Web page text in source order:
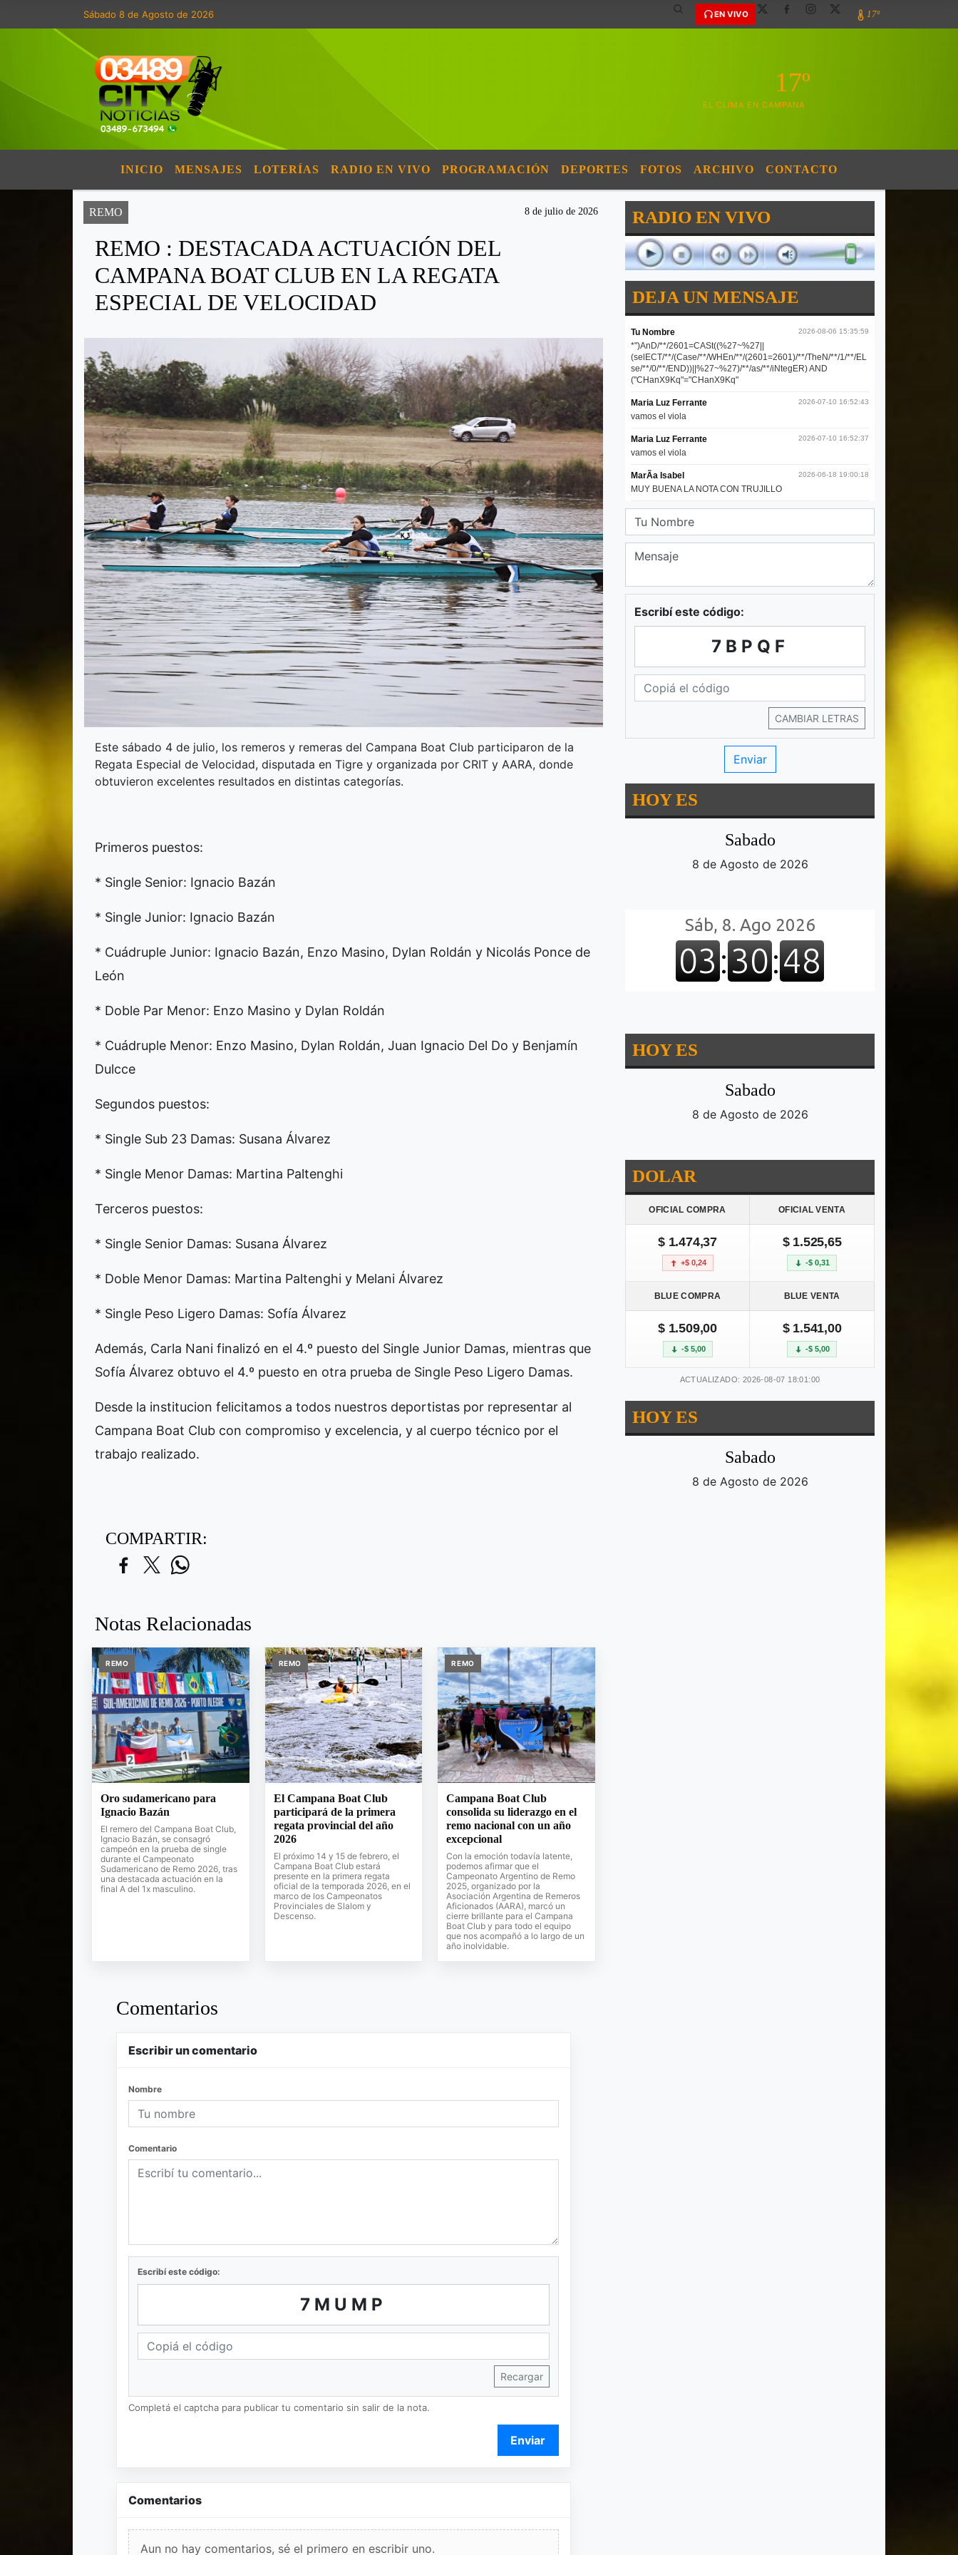
Sábado 8 de Agosto de 2026 EN VIVO 17º
17º
EL CLIMA EN CAMPANA
INICIO MENSAJES LOTERÍAS RADIO EN VIVO PROGRAMACIÓN DEPORTES FOTOS ARCHIVO CONTACTO
REMO 8 de julio de 2026
REMO : DESTACADA ACTUACIÓN DEL
CAMPANA BOAT CLUB EN LA REGATA
ESPECIAL DE VELOCIDAD
Este sábado 4 de julio, los remeros y remeras del Campana Boat Club participaron de la
Regata Especial de Velocidad, disputada en Tigre y organizada por CRIT y AARA, donde
obtuvieron excelentes resultados en distintas categorías.
Primeros puestos:
* Single Senior: Ignacio Bazán
* Single Junior: Ignacio Bazán
* Cuádruple Junior: Ignacio Bazán, Enzo Masino, Dylan Roldán y Nicolás Ponce de
León
* Doble Par Menor: Enzo Masino y Dylan Roldán
* Cuádruple Menor: Enzo Masino, Dylan Roldán, Juan Ignacio Del Do y Benjamín
Dulcce
Segundos puestos:
* Single Sub 23 Damas: Susana Álvarez
* Single Menor Damas: Martina Paltenghi
Terceros puestos:
* Single Senior Damas: Susana Álvarez
* Doble Menor Damas: Martina Paltenghi y Melani Álvarez
* Single Peso Ligero Damas: Sofía Álvarez
Además, Carla Nani finalizó en el 4.º puesto del Single Junior Damas, mientras que
Sofía Álvarez obtuvo el 4.º puesto en otra prueba de Single Peso Ligero Damas.
Desde la institucion felicitamos a todos nuestros deportistas por representar al
Campana Boat Club con compromiso y excelencia, y al cuerpo técnico por el
trabajo realizado.
COMPARTIR:
Notas Relacionadas
REMO
Oro sudamericano para
Ignacio Bazán
El remero del Campana Boat Club,
Ignacio Bazán, se consagró
campeón en la prueba de single
durante el Campeonato
Sudamericano de Remo 2026, tras
una destacada actuación en la
final A del 1x masculino.
REMO
El Campana Boat Club
participará de la primera
regata provincial del año
2026
El próximo 14 y 15 de febrero, el
Campana Boat Club estará
presente en la primera regata
oficial de la temporada 2026, en el
marco de los Campeonatos
Provinciales de Slalom y
Descenso.
REMO
Campana Boat Club
consolida su liderazgo en el
remo nacional con un año
excepcional
Con la emoción todavía latente,
podemos afirmar que el
Campeonato Argentino de Remo
2025, organizado por la
Asociación Argentina de Remeros
Aficionados (AARA), marcó un
cierre brillante para el Campana
Boat Club y para todo el equipo
que nos acompañó a lo largo de un
año inolvidable.
Comentarios
Escribir un comentario
Nombre
Comentario
Escribí este código:
7MUMP
Recargar
Completá el captcha para publicar tu comentario sin salir de la nota.
Enviar
Comentarios
Aun no hay comentarios, sé el primero en escribir uno.
RADIO EN VIVO
DEJA UN MENSAJE
Escribí este código:
7BPQF
CAMBIAR LETRAS
HOY ES
Sabado
8 de Agosto de 2026
HOY ES
Sabado
8 de Agosto de 2026
DOLAR
OFICIAL COMPRA OFICIAL VENTA
$ 1.474,37
+$ 0,24
$ 1.525,65
-$ 0,31
BLUE COMPRA BLUE VENTA
$ 1.509,00
-$ 5,00
$ 1.541,00
-$ 5,00
ACTUALIZADO: 2026-08-07 18:01:00
HOY ES
Sabado
8 de Agosto de 2026